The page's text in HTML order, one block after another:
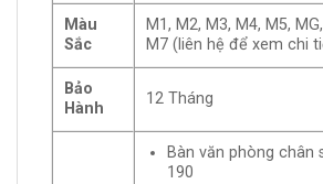
Màu
Sắc
M1, M2, M3, M4, M5,
M7 (liên hệ để xem chi
Bảo
Hành
12 Tháng
Bàn văn phòng chân
190